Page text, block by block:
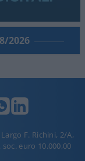
2026
F. Richini, 2/A,
soc. euro 10.000,00